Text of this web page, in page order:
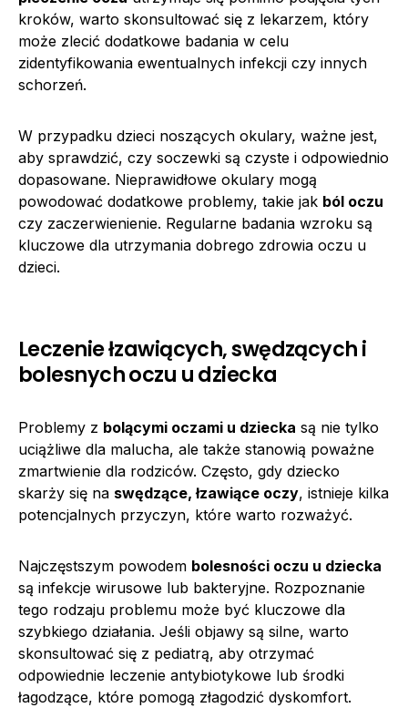
kroków, warto skonsultować się z lekarzem, który
może zlecić dodatkowe badania w celu
zidentyfikowania ewentualnych infekcji czy innych
schorzeń.
W przypadku dzieci noszących okulary, ważne jest,
aby sprawdzić, czy soczewki są czyste i odpowiednio
dopasowane. Nieprawidłowe okulary mogą
powodować dodatkowe problemy, takie jak ból oczu
czy zaczerwienienie. Regularne badania wzroku są
kluczowe dla utrzymania dobrego zdrowia oczu u
dzieci.
Leczenie łzawiących, swędzących i
bolesnych oczu u dziecka
Problemy z bolącymi oczami u dziecka są nie tylko
uciążliwe dla malucha, ale także stanowią poważne
zmartwienie dla rodziców. Często, gdy dziecko
skarży się na swędzące, łzawiące oczy, istnieje kilka
potencjalnych przyczyn, które warto rozważyć.
Najczęstszym powodem bolesności oczu u dziecka
są infekcje wirusowe lub bakteryjne. Rozpoznanie
tego rodzaju problemu może być kluczowe dla
szybkiego działania. Jeśli objawy są silne, warto
skonsultować się z pediatrą, aby otrzymać
odpowiednie leczenie antybiotykowe lub środki
łagodzące, które pomogą złagodzić dyskomfort.